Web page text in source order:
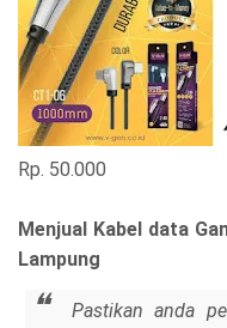
Rp. 50.000
Menjual Kabel data
Lampung
Pastikan anda